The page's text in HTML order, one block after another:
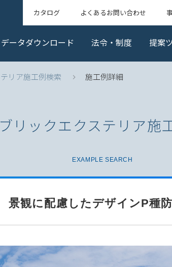
カタログ よくあるお問い合わせ
データダウンロード 法令・制度 提案
リア施工例検索 施工例詳細
リックエクステリア施
EXAMPLE SEARCH
景観に配慮したデザインP種